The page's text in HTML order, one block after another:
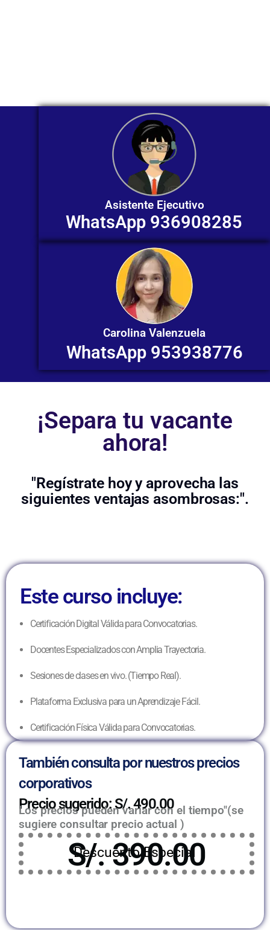
Asistente Ejecutivo
WhatsApp 936908285
Carolina Valenzuela
WhatsApp 953938776
¡Separa tu vacante
ahora!
"Regístrate hoy y aprovecha las
siguientes ventajas asombrosas:".
Este curso incluye:
Certificación Digital Válida para Convocatorias.
Docentes Especializados con Amplia Trayectoria.
Sesiones de clases en vivo. (Tiempo Real).
Plataforma Exclusiva para un Aprendizaje Fácil.
Certificación Física Válida para Convocatorias.
También consulta por nuestros precios
corporativos
Precio sugerido: S/. 490.00
Los precios pueden variar con el tiempo"(se
sugiere consultar precio actual )
Descuento Especial
S/. 390.00